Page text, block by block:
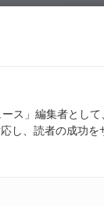
ス」編集者とし
し、読者の成功を